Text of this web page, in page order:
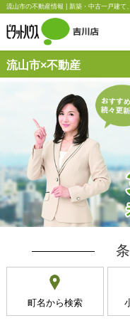
流山市の不動産情報 | 新築・中古一戸建
流山市×不動産
町名から検索